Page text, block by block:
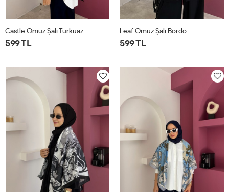
Castle Omuz Şalı Turkuaz
599 TL
Leaf Omuz Şalı Bordo
599 TL